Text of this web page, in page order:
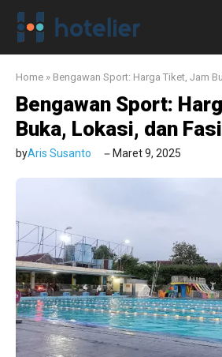
Langsung
Home » Bengawan Sport: Harga Tiket, Jam
Bengawan Sport:
Buka, Lokasi, dan
byAris Susanto Maret 9, 2025